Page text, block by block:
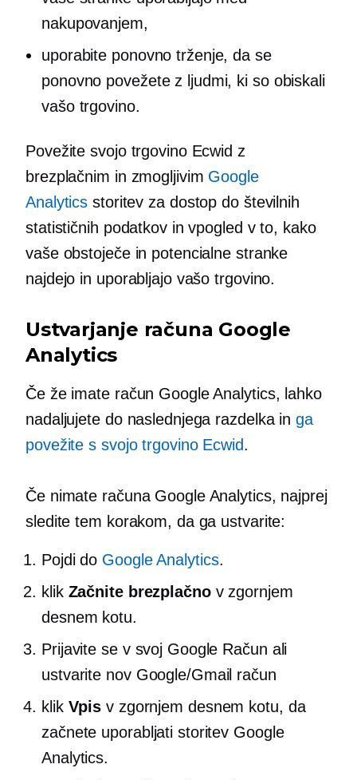
nakupovanjem,
uporabite ponovno trženje, da se
ponovno povežete z ljudmi, ki so obiskali
vašo trgovino.
Povežite svojo trgovino Ecwid z
brezplačnim in zmogljivim Google
Analytics storitev za dostop do številnih
statističnih podatkov in vpogled v to, kako
vaše obstoječe in potencialne stranke
najdejo in uporabljajo vašo trgovino.
Ustvarjanje računa Google
Analytics
Če že imate račun Google Analytics, lahko
nadaljujete do naslednjega razdelka inga
povežite s svojo trgovino Ecwid.
Če nimate računa Google Analytics, najprej
sledite tem korakom, da ga ustvarite:
Pojdi do Google Analytics.
klik Začnite brezplačnov zgornjem
desnem kotu.
Prijavite se v svoj Google Račun ali
ustvarite nov Google/Gmail račun
klik Vpis v zgornjem desnem kotu, da
začnete uporabljati storitev Google
Analytics.